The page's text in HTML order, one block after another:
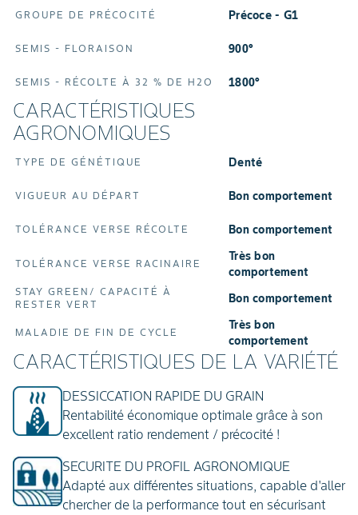
GROUPE DE PRÉCOCITÉ Précoce - G1
SEMIS - FLORAISON 900°
SEMIS - RÉCOLTE À 32 % DE H2O 1800°
CARACTÉRISTIQUES
AGRONOMIQUES
TYPE DE GÉNÉTIQUE Denté
VIGUEUR AU DÉPART Bon comportement
TOLÉRANCE VERSE RÉCOLTE Bon comportement
TOLÉRANCE VERSE RACINAIRE
Très bon
comportement
STAY GREEN/ CAPACITÉ À
RESTER VERT
Bon comportement
MALADIE DE FIN DE CYCLE
Très bon
comportement
CARACTÉRISTIQUES DE LA VARIÉTÉ
DESSICCATION RAPIDE DU GRAIN
Rentabilité économique optimale grâce à son
excellent ratio rendement / précocité !
SECURITE DU PROFIL AGRONOMIQUE
Adapté aux différentes situations, capable d'aller
chercher de la performance tout en sécurisant